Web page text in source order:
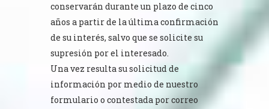
conservarán durante un plazo de cinco
años a partir de la última confirmación
de su interés, salvo que se solicite su
supresión por el interesado.
Una vez resulta su solicitud de
información por medio de nuestro
formulario o contestada por correo